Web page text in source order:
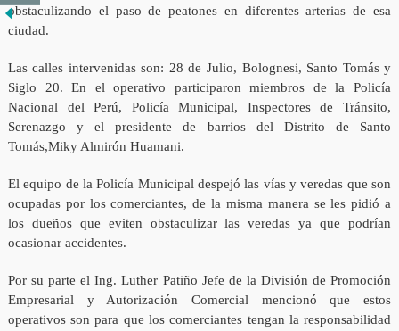
obstaculizando el paso de peatones en diferentes arterias de esa
ciudad.
Las calles intervenidas son: 28 de Julio, Bolognesi, Santo Tomás y
Siglo 20. En el operativo participaron miembros de la Policía
Nacional del Perú, Policía Municipal, Inspectores de Tránsito,
Serenazgo y el presidente de barrios del Distrito de Santo
Tomás,Miky Almirón Huamani.
El equipo de la Policía Municipal despejó las vías y veredas que son
ocupadas por los comerciantes, de la misma manera se les pidió a
los dueños que eviten obstaculizar las veredas ya que podrían
ocasionar accidentes.
Por su parte el Ing. Luther Patiño Jefe de la División de Promoción
Empresarial y Autorización Comercial mencionó que estos
operativos son para que los comerciantes tengan la responsabilidad